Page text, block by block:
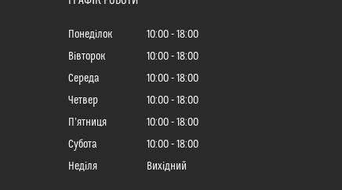
Понеділок 10:00
18:00
Вівторок
10:00
18:00
Середа
10:00
18:00
Четвер
10:00
18:00
Пʼятниця
10:00
18:00
Субота
10:00
18:00
Неділя
Вихідний